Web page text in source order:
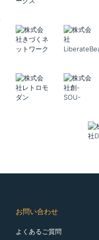
お問い合わせ
よくあるご質問